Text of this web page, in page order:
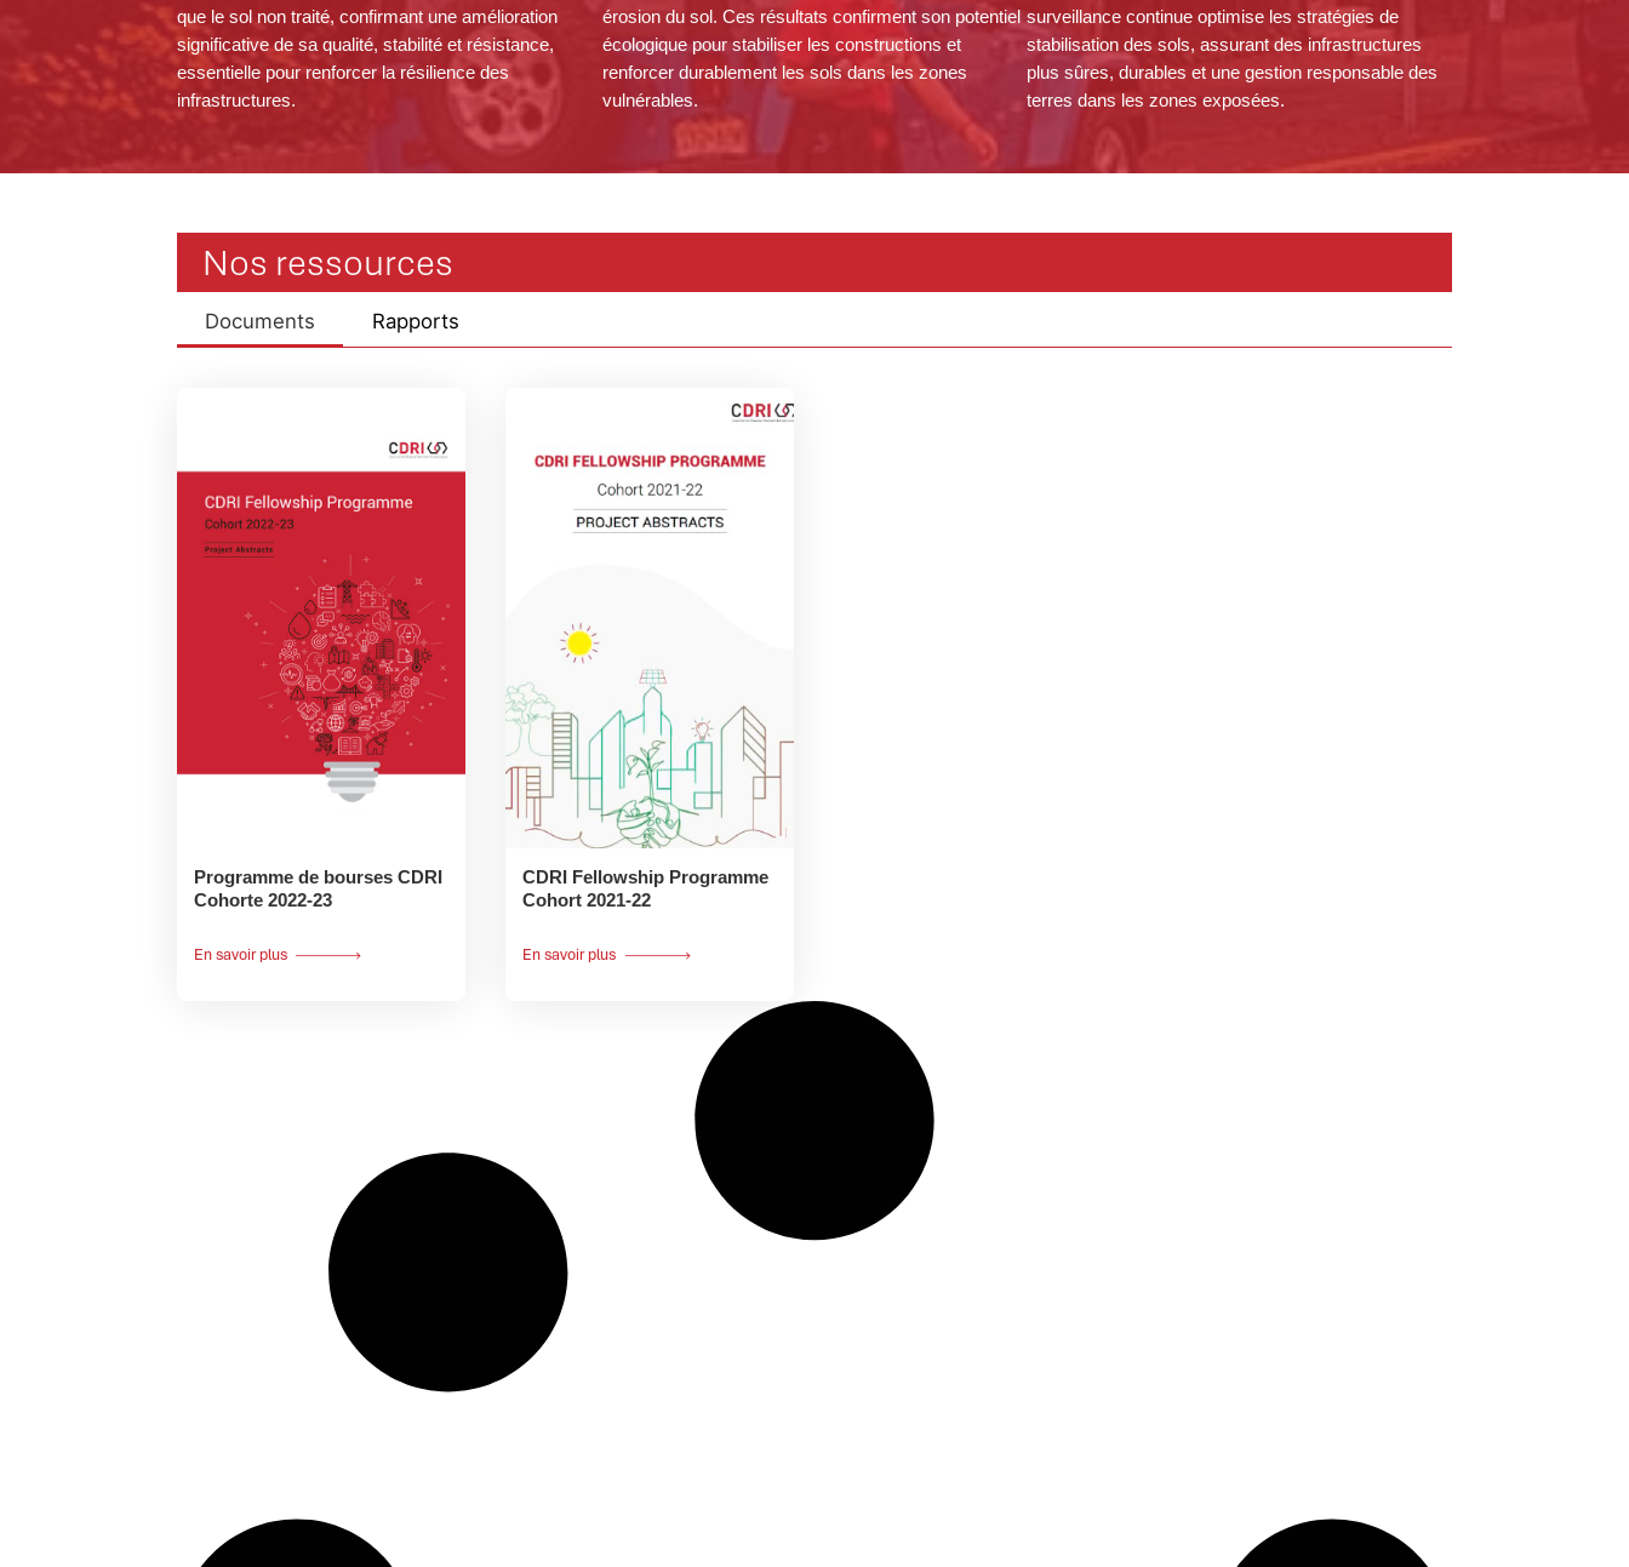
que le sol non traité, confirmant une amélioration
significative de sa qualité, stabilité et résistance,
essentielle pour renforcer la résilience des
infrastructures.
érosion du sol. Ces résultats confirment son potentiel
écologique pour stabiliser les constructions et
renforcer durablement les sols dans les zones
vulnérables.
surveillance continue optimise les stratégies de
stabilisation des sols, assurant des infrastructures
plus sûres, durables et une gestion responsable des
terres dans les zones exposées.
Nos ressources
Documents Rapports
Programme de bourses CDRI
Cohorte 2022-23
En savoir plus
CDRI Fellowship Programme
Cohort 2021-22
En savoir plus